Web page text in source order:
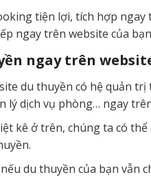
tiện lợi, tích hợp
ngay trên website của
ngay trên
du thuyền có hệ quản
lý dịch vụ phòng… ngay
kê ở trên, chúng ta có
du thuyền của bạn vẫn